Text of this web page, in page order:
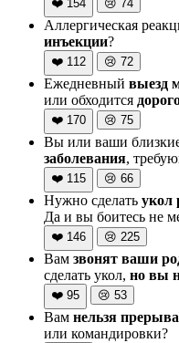
❤️ 154 😢 74
Аллергическая
инъекции?
❤️ 112 😢 72
Ежедневный выезд
или обходится
❤️ 170 😢 75
Вы или ваши
заболевания,
❤️ 115 😢 66
Нужно сделать укол
Да и вы боитесь не
❤️ 146 😢 225
Вам звонят ваши
сделать укол, но вы
❤️ 95 😢 53
Вам нельзя
или командировки?